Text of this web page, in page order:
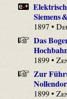
Siemens
1897 •
Das
1899 •
Zur
1899 •